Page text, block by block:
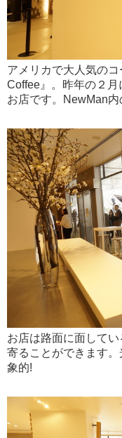
アメリカで大人気の
Coffee』。昨年の２
お店です。NewMan内
お店は路面に面して
寄ることができます
象的!